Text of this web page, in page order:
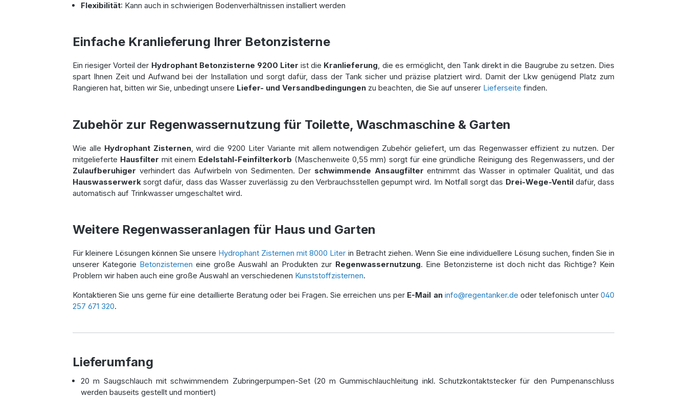
Flexibilität: Kann auch in schwierigen Bodenverhältnissen installiert werden
Einfache Kranlieferung Ihrer Betonzisterne
Ein riesiger Vorteil der Hydrophant Betonzisterne 9200 Liter ist die Kranlieferung, die es ermöglicht, den Tank direkt in die Baugrube zu setzen. Dies
spart Ihnen Zeit und Aufwand bei der Installation und sorgt dafür, dass der Tank sicher und präzise platziert wird. Damit der Lkw genügend Platz zum
Rangieren hat, bitten wir Sie, unbedingt unsere Liefer- und Versandbedingungen zu beachten, die Sie auf unserer Lieferseite finden.
Zubehör zur Regenwassernutzung für Toilette, Waschmaschine & Garten
Wie alle Hydrophant Zisternen, wird die 9200 Liter Variante mit allem notwendigen Zubehör geliefert, um das Regenwasser effizient zu nutzen. Der
mitgelieferte Hausfilter mit einem Edelstahl-Feinfilterkorb (Maschenweite 0,55 mm) sorgt für eine gründliche Reinigung des Regenwassers, und der
Zulaufberuhiger verhindert das Aufwirbeln von Sedimenten. Der schwimmende Ansaugfilter entnimmt das Wasser in optimaler Qualität, und das
Hauswasserwerk sorgt dafür, dass das Wasser zuverlässig zu den Verbrauchsstellen gepumpt wird. Im Notfall sorgt das Drei-Wege-Ventildafür, dass
automatisch auf Trinkwasser umgeschaltet wird.
Weitere Regenwasseranlagen für Haus und Garten
Für kleinere Lösungen können Sie unsere Hydrophant Zisternen mit 8000 Liter in Betracht ziehen. Wenn Sie eine individuellere Lösung suchen, finden Sie in
unserer Kategorie Betonzisternen eine große Auswahl an Produkten zur Regenwassernutzung. Eine Betonzisterne ist doch nicht das Richtige? Kein
Problem wir haben auch eine große Auswahl an verschiedenen Kunststoffzisternen.
Kontaktieren Sie uns gerne für eine detaillierte Beratung oder bei Fragen. Sie erreichen uns per E-Mail an info@regentanker.de oder telefonisch unter040
257 671 320.
Lieferumfang
20 m Saugschlauch mit schwimmendem Zubringerpumpen-Set (20 m Gummischlauchleitung inkl. Schutzkontaktstecker für den Pumpenanschluss
werden bauseits gestellt und montiert)